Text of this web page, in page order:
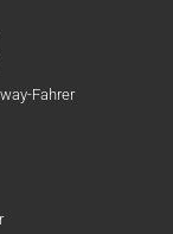
Fahrer